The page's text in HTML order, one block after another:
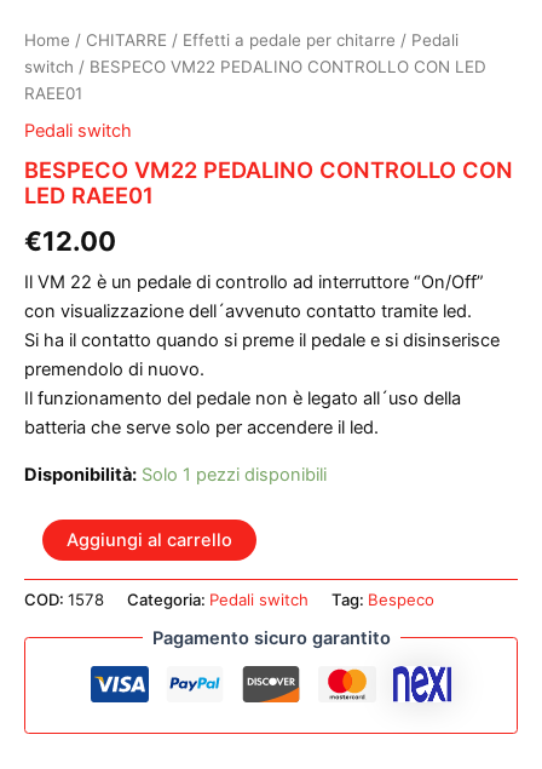
Home / CHITARRE / Effetti a pedale per chitarre / Pedali
switch / BESPECO VM22 PEDALINO CONTROLLO CON LED
RAEE01
Pedali switch
BESPECO VM22 PEDALINO CONTROLLO CON
LED RAEE01
€12.00
Il VM 22 è un pedale di controllo ad interruttore “On/Off”
con visualizzazione dell´avvenuto contatto tramite led.
Si ha il contatto quando si preme il pedale e si disinserisce
premendolo di nuovo.
Il funzionamento del pedale non è legato all´uso della
batteria che serve solo per accendere il led.
Disponibilità: Solo 1 pezzi disponibili
BESPECO
VM22
PEDALINO
CONTROLLO
Aggiungi al carrello
COD: 1578 Categoria: Pedali switch Tag: Bespeco
Pagamento sicuro garantito